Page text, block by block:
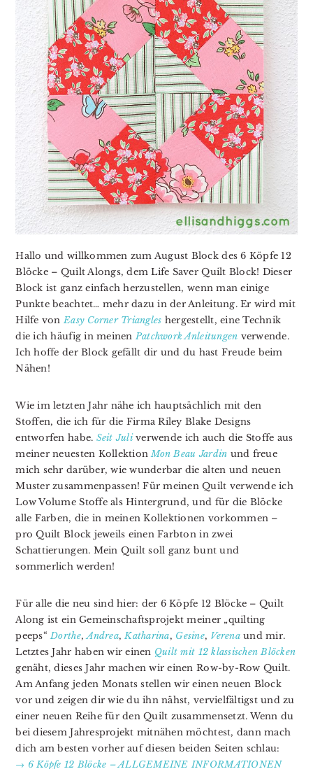
Hallo und willkommen zum August Block des 6 Köpfe 12
Blöcke – Quilt Alongs, dem Life Saver Quilt Block! Dieser
Block ist ganz einfach herzustellen, wenn man einige
Punkte beachtet… mehr dazu in der Anleitung. Er wird mit
Hilfe vonEasy Corner Triangles hergestellt, eine Technik
die ich häufig in meinen Patchwork Anleitungen verwende.
Ich hoffe der Block gefällt dir und du hast Freude beim
Nähen!
Wie im letzten Jahr nähe ich hauptsächlich mit den
Stoffen, die ich für die Firma Riley Blake Designs
entworfen habe. Seit Juliverwende ich auch die Stoffe aus
meiner neuesten KollektionMon Beau Jardin und freue
mich sehr darüber, wie wunderbar die alten und neuen
Muster zusammenpassen! Für meinen Quilt verwende ich
Low Volume Stoffe als Hintergrund, und für die Blöcke
alle Farben, die in meinen Kollektionen vorkommen –
pro Quilt Block jeweils einen Farbton in zwei
Schattierungen. Mein Quilt soll ganz bunt und
sommerlich werden!
Für alle die neu sind hier: der 6 Köpfe 12 Blöcke – Quilt
Along ist ein Gemeinschaftsprojekt meiner „quilting
peeps“Dorthe,Andrea,Katharina, Gesine, Verenaund mir.
Letztes Jahr haben wir einen Quilt mit 12 klassischen Blöcken
genäht, dieses Jahr machen wir einen Row-by-Row Quilt.
Am Anfang jeden Monats stellen wir einen neuen Block
vor und zeigen dir wie du ihn nähst, vervielfältigst und zu
einer neuen Reihe für den Quilt zusammensetzt. Wenn du
bei diesem Jahresprojekt mitnähen möchtest, dann mach
dich am besten vorher auf diesen beiden Seiten schlau:
→ 6 Köpfe 12 Blöcke – ALLGEMEINE INFORMATIONEN